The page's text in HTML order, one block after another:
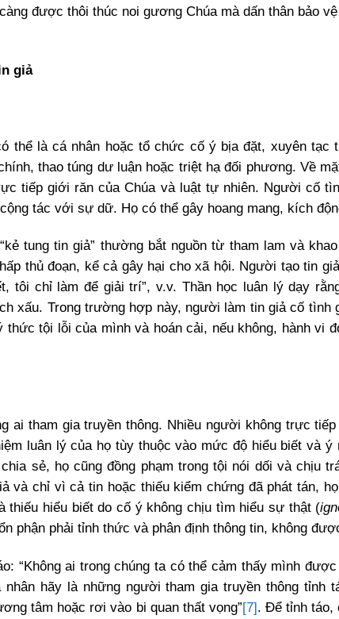
được thôi thúc noi gương Chúa mà dấn thân bảo
giả
thể là cá nhân hoặc tổ chức cố ý bịa đặt, xuyên tạc
thao túng dư luận hoặc triệt hạ đối phương. Về
tiếp giới răn của Chúa và luật tự nhiên. Người cố
tác với sự dữ. Họ có thể gây hoang mang, kích
tung tin giả” thường bắt nguồn từ tham lam và
thủ đoạn, kể cả gây hại cho xã hội. Người tạo tin
tôi chỉ làm để giải trí”, v.v. Thần học luân lý dạy
xấu. Trong trường hợp này, người làm tin giả cố tình
tội lỗi của mình và hoán cải, nếu không, hành vi
ai tham gia truyền thông. Nhiều người không trực
luân lý của họ tùy thuộc vào mức độ hiểu biết và ý
sẻ, họ cũng đồng phạm trong tội nói dối và chịu
và chỉ vì cả tin hoặc thiếu kiểm chứng đã phát tán,
thiếu hiểu biết do cố ý không chịu tìm hiểu sự thật (
phận phải tỉnh thức và phân định thông tin, không
“Không ai trong chúng ta có thể cảm thấy mình
nhân hãy là những người tham gia truyền thông tỉnh
tâm hoặc rơi vào bi quan thất vọng”[7]. Để tỉnh táo,